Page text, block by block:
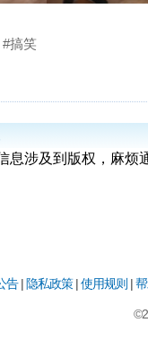
搞笑
息涉及到版权，麻
告| 隐私政策|使用规则 |